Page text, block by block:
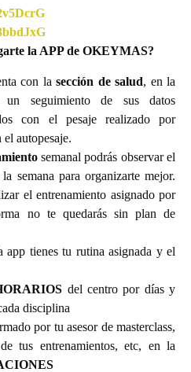
la APP de OKEYMAS?
con lasección de salud, en la
un seguimiento de sus datos
con el pesaje realizado por
el autopesaje.
semanal podrás observar el
semana para organizarte mejor.
el entrenamiento asignado por
no te quedarás sin plan de
app tienes tu rutina asignada y el
del centro por días y
disciplina
por tu asesor de masterclass,
tus entrenamientos, etc, en la